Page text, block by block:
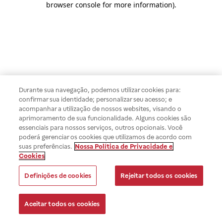
browser console for more information).
Durante sua navegação, podemos utilizar cookies para:
confirmar sua identidade; personalizar seu acesso; e
acompanhar a utilização de nossos websites, visando o
aprimoramento de sua funcionalidade. Alguns cookies são
essenciais para nossos serviços, outros opcionais. Você
poderá gerenciar os cookies que utilizamos de acordo com
suas preferências. Nossa Política de Privacidade e
Cookies
Definições de cookies Rejeitar todos os cookies
Aceitar todos os cookies